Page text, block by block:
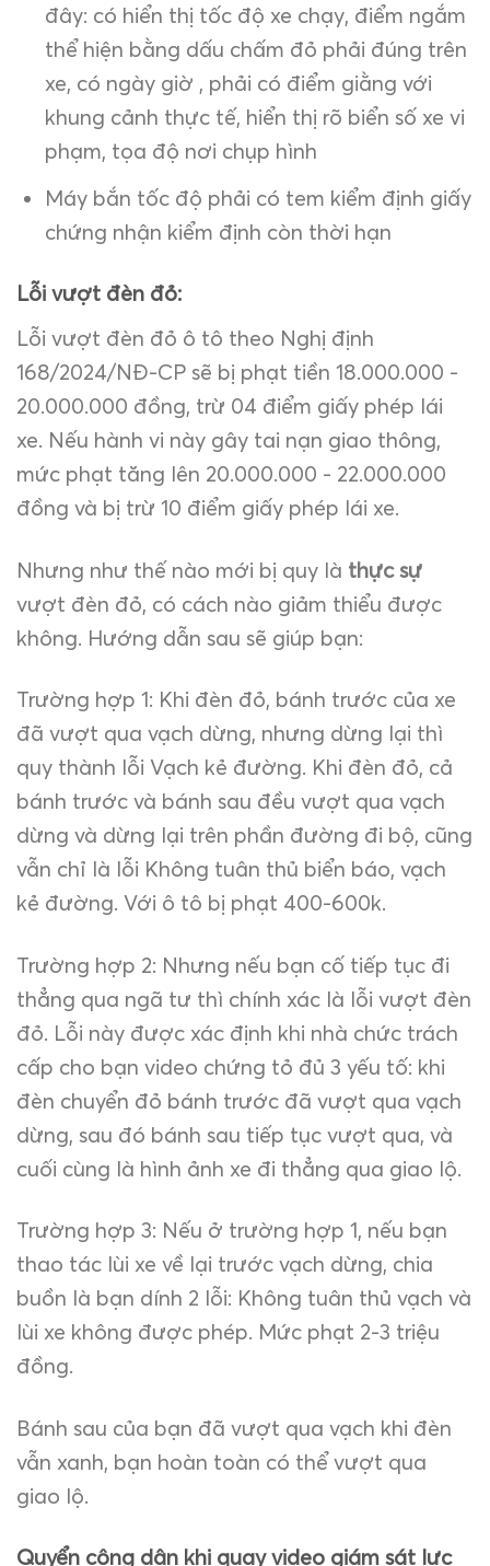
đây: có hiển thị tốc độ xe chạy, điểm ngắm
thể hiện bằng dấu chấm đỏ phải đúng trên
xe, có ngày giờ , phải có điểm giằng với
khung cảnh thực tế, hiển thị rõ biển số xe vi
phạm, tọa độ nơi chụp hình
Máy bắn tốc độ phải có tem kiểm định giấy
chứng nhận kiểm định còn thời hạn
Lỗi vượt đèn đỏ:
Lỗi vượt đèn đỏ ô tô theo Nghị định
168/2024/NĐ-CP sẽ bị phạt tiền 18.000.000 -
20.000.000 đồng, trừ 04 điểm giấy phép lái
xe. Nếu hành vi này gây tai nạn giao thông,
mức phạt tăng lên 20.000.000 - 22.000.000
đồng và bị trừ 10 điểm giấy phép lái xe.
Nhưng như thế nào mới bị quy là thực sự
vượt đèn đỏ, có cách nào giảm thiểu được
không. Hướng dẫn sau sẽ giúp bạn:
Trường hợp 1: Khi đèn đỏ, bánh trước của xe
đã vượt qua vạch dừng, nhưng dừng lại thì
quy thành lỗi Vạch kẻ đường. Khi đèn đỏ, cả
bánh trước và bánh sau đều vượt qua vạch
dừng và dừng lại trên phần đường đi bộ, cũng
vẫn chỉ là lỗi Không tuân thủ biển báo, vạch
kẻ đường. Với ô tô bị phạt 400-600k.
Trường hợp 2: Nhưng nếu bạn cố tiếp tục đi
thẳng qua ngã tư thì chính xác là lỗi vượt đèn
đỏ. Lỗi này được xác định khi nhà chức trách
cấp cho bạn video chứng tỏ đủ 3 yếu tố: khi
đèn chuyển đỏ bánh trước đã vượt qua vạch
dừng, sau đó bánh sau tiếp tục vượt qua, và
cuối cùng là hình ảnh xe đi thẳng qua giao lộ.
Trường hợp 3: Nếu ở trường hợp 1, nếu bạn
thao tác lùi xe về lại trước vạch dừng, chia
buồn là bạn dính 2 lỗi: Không tuân thủ vạch và
lùi xe không được phép. Mức phạt 2-3 triệu
đồng.
Bánh sau của bạn đã vượt qua vạch khi đèn
vẫn xanh, bạn hoàn toàn có thể vượt qua
giao lộ.
Quyển công dân khi quay video giám sát lực